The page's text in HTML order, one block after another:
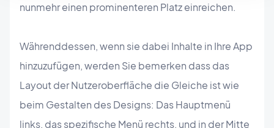
nunmehr einen prominenteren Platz einreichen.
Währenddessen, wenn sie dabei Inhalte in Ihre App
hinzuzufügen, werden Sie bemerken dass das
Layout der Nutzeroberfläche die Gleiche ist wie
beim Gestalten des Designs: Das Hauptmenü
links, das spezifische Menü rechts, und in der Mitte